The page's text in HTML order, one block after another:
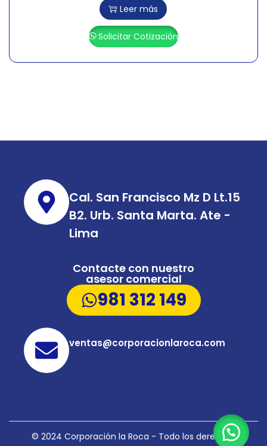
Leer más
Solicitar Cotización
Cal. San Francisco Mz D Lt.15
B2. Urb. Santa Marta. Ate -
Lima
Contacte con nuestro
asesor comercial
981 312 149
ventas@corporacionlaroca.com
© 2024 Corporación la Roca - Todo los derechos